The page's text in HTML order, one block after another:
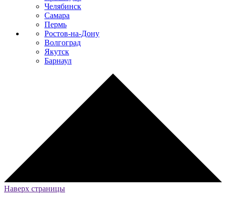
Челябинск
Самара
Пермь
Ростов-на-Дону
Волгоград
Якутск
Барнаул
Наверх страницы